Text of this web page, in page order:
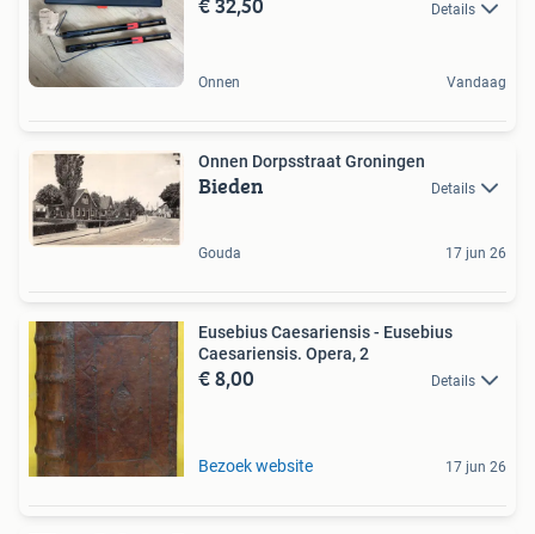
Details
Onnen Vandaag
Onnen Dorpsstraat Groningen
Bieden Details
Gouda 17 jun 26
Eusebius Caesariensis - Eusebius
Caesariensis. Opera, 2
€ 8,00 Details
Bezoek website 17 jun 26